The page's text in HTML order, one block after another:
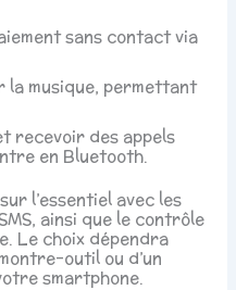
sans contact via
la musique, permettant
recevoir des appels
en Bluetooth.
l’essentiel avec les
ainsi que le contrôle
Le choix dépendra
outil ou d’un
smartphone.